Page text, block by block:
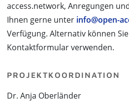
access.network, Anregungen
Ihnen gerne unter info@open-
Verfügung. Alternativ können
Kontaktformular verwenden.
PROJEKTKOORDINATION
Dr. Anja Oberländer